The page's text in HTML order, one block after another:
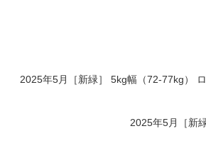
2025年5月［新緑］ 5kg幅（72-77kg）
2025年5月［新